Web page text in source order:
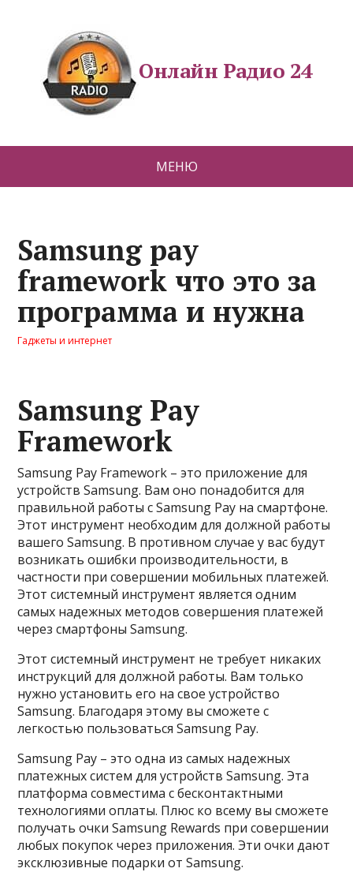
Онлайн Радио 24
МЕНЮ
Samsung pay
framework что это за
программа и нужна
Гаджеты и интернет
Samsung Pay
Framework
Samsung Pay Framework – это приложение для
устройств Samsung. Вам оно понадобится для
правильной работы с Samsung Pay на смартфоне.
Этот инструмент необходим для должной работы
вашего Samsung. В противном случае у вас будут
возникать ошибки производительности, в
частности при совершении мобильных платежей.
Этот системный инструмент является одним
самых надежных методов совершения платежей
через смартфоны Samsung.
Этот системный инструмент не требует никаких
инструкций для должной работы. Вам только
нужно установить его на свое устройство
Samsung. Благодаря этому вы сможете с
легкостью пользоваться Samsung Pay.
Samsung Pay – это одна из самых надежных
платежных систем для устройств Samsung. Эта
платформа совместима с бесконтактными
технологиями оплаты. Плюс ко всему вы сможете
получать очки Samsung Rewards при совершении
любых покупок через приложения. Эти очки дают
эксклюзивные подарки от Samsung.